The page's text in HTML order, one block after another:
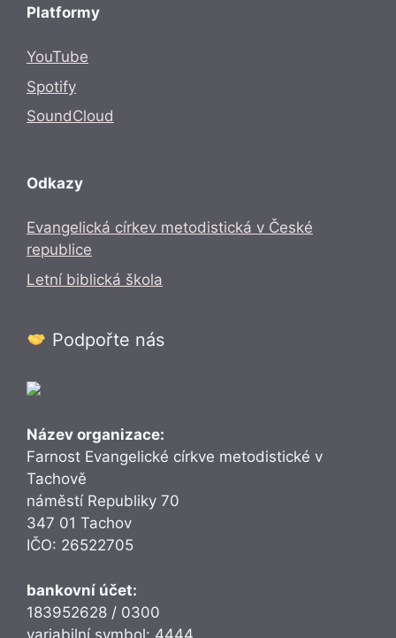
Platformy
YouTube
Spotify
SoundCloud
Odkazy
Evangelická církev metodistická v České
republice
Letní biblická škola
Podpořte nás
Název organizace:
Farnost Evangelické církve metodistické v
Tachově
náměstí Republiky 70
347 01 Tachov
IČO: 26522705
bankovní účet:
183952628 / 0300
variabilní symbol: 4444